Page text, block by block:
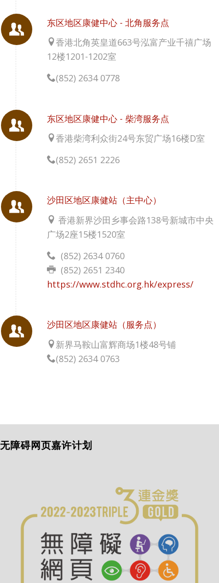
东区地区康健中心 - 北角服务点
香港北角英皇道663号泓富产业千禧广场
12楼1201-1202室
(852) 2634 0778
东区地区康健中心 - 柴湾服务点
香港柴湾利众街24号东贸广场16楼D室
(852) 2651 2226
沙田区地区康健站（主中心）
香港新界沙田乡事会路138号新城市中央
广场2座15楼1520室
(852) 2634 0760
(852) 2651 2340
https://www.stdhc.org.hk/express/
沙田区地区康健站（服务点）
新界马鞍山富辉商场1楼48号铺
(852) 2634 0763
无障碍网页嘉许计划